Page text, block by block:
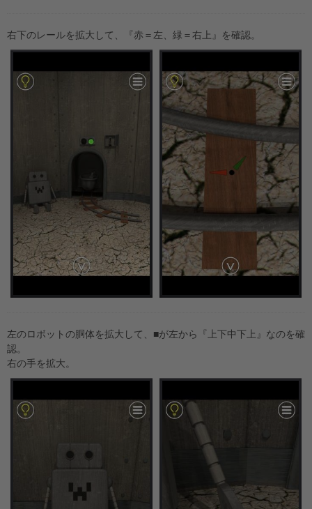
右下のレールを拡大して、『赤＝左、緑＝右上』を確認。
左のロボットの胴体を拡大して、■が左から『上下中下上』なのを確
認。
右の手を拡大。